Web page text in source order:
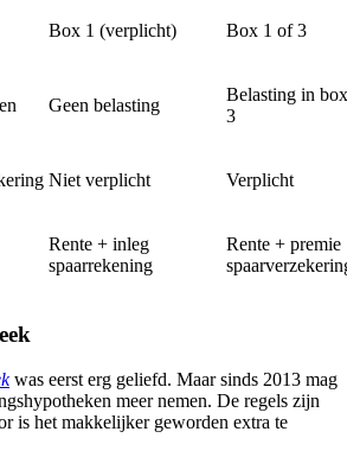
Box 1 (verplicht) Box 1 of 3
Geen belasting
Belasting in box
3
Niet verplicht Verplicht
Rente + inleg
spaarrekening
Rente + premie
was eerst erg geliefd. Maar sinds 2013 mag
meer nemen. De regels zijn
is het makkelijker geworden extra te